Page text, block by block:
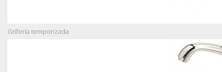
Grifería temporizada